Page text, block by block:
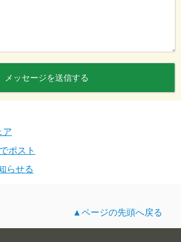
ア
ポスト
らせる
▲ページの先頭へ戻る